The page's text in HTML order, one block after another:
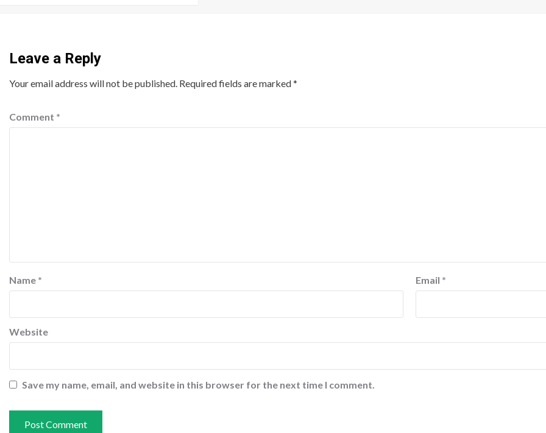
Leave a Reply
Your email address will not be published. Required fields are marked*
Comment *
Name * Email *
Website
Save my name, email, and website in this browser for the next time I comment.